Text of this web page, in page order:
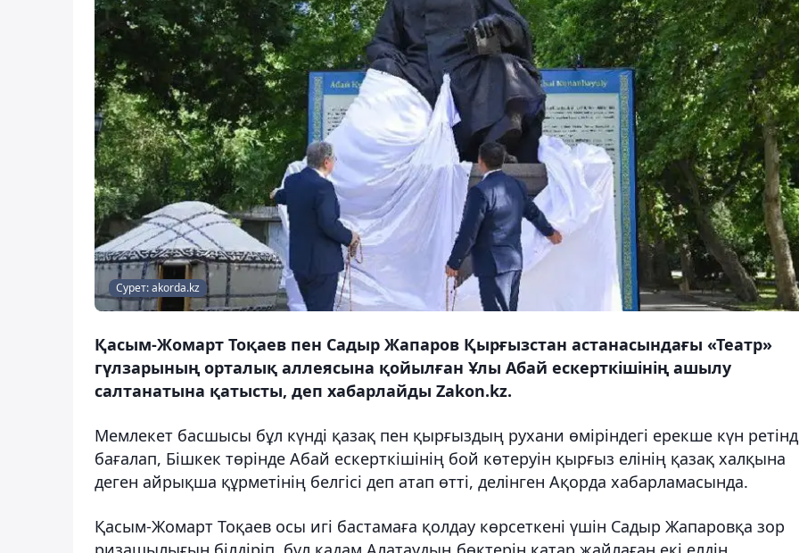
Сурет: akorda.kz
Қасым-Жомарт Тоқаев пен Садыр Жапаров Қырғызстан астанасындағы «Театр»
гүлзарының орталық аллеясына қойылған Ұлы Абай ескерткішінің ашылу
салтанатына қатысты, деп хабарлайды Zakon.kz.
Мемлекет басшысы бұл күнді қазақ пен қырғыздың рухани өміріндегі ерекше күн
бағалап, Бішкек төрінде Абай ескерткішінің бой көтеруін қырғыз елінің қазақ халқына
деген айрықша құрметінің белгісі деп атап өтті, делінген Ақорда хабарламасында.
Қасым-Жомарт Тоқаев осы игі бастамаға қолдау көрсеткені үшін Садыр Жапаровқа зор